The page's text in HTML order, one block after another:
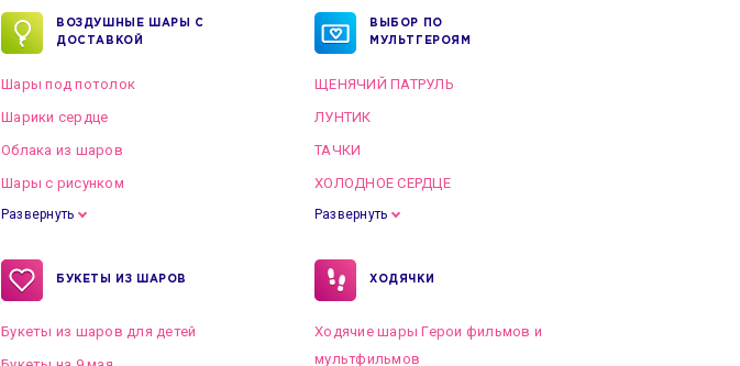
ВОЗДУШНЫЕ ШАРЫ С
ДОСТАВКОЙ
Шары под потолок
Шарики сердце
Облака из шаров
Шары с рисунком
Развернуть
ВЫБОР ПО
МУЛЬТГЕРОЯМ
ЩЕНЯЧИЙ ПАТРУЛЬ
ЛУНТИК
ТАЧКИ
ХОЛОДНОЕ СЕРДЦЕ
Развернуть
БУКЕТЫ ИЗ ШАРОВ
Букеты из шаров для детей
ХОДЯЧКИ
Ходячие шары Герои фильмов и
мультфильмов